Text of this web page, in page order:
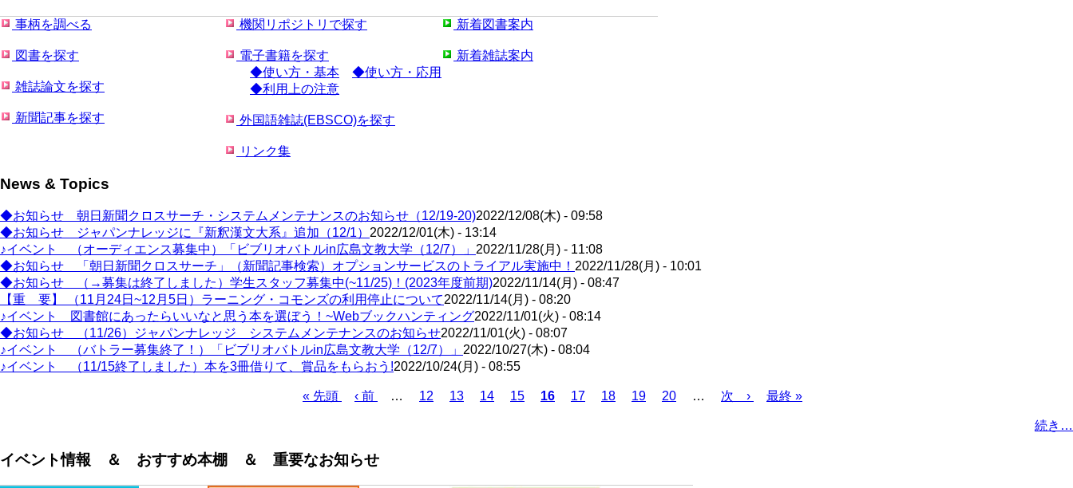
事柄を調べる
図書を探す
雑誌論文を探す
新聞記事を探す
機関リポジトリで探す
電子書籍を探す
◆使い方・基本
◆使い方・応用
◆利用上の注意
外国語雑誌(EBSCO)を探す
リンク集
新着図書案内
新着雑誌案内
News & Topics
◆お知らせ 朝日新聞クロスサーチ・システムメンテナンスのお知らせ（12/19-20)2022/12/08(木) - 09:58
◆お知らせ ジャパンナレッジに『新釈漢文大系』追加（12/1） 2022/12/01(木) - 13:14
♪イベント （オーディエンス募集中）「ビブリオバトルin広島文教大学（12/7）」 2022/11/28(月) - 11:08
◆お知らせ 「朝日新聞クロスサーチ」（新聞記事検索）オプションサービスのトライアル実施中！ 2022/11/28(月) - 10:01
◆お知らせ （→募集は終了しました）学生スタッフ募集中(~11/25)！(2023年度前期)2022/11/14(月) - 08:47
【重 要】 （11月24日~12月5日）ラーニング・コモンズの利用停止について2022/11/14(月) - 08:20
♪イベント 図書館にあったらいいなと思う本を選ぼう！~Webブックハンティング2022/11/01(火) - 08:14
◆お知らせ （11/26）ジャパンナレッジ システムメンテナンスのお知らせ2022/11/01(火) - 08:07
♪イベント （バトラー募集終了！）「ビブリオバトルin広島文教大学（12/7）」 2022/10/27(木) - 08:04
♪イベント （11/15終了しました）本を3冊借りて、賞品をもらおう!2022/10/24(月) - 08:55
送
先
ジ
« 先頭
前
‹ 前 … Page
12 Page
13 Page
14 Page
15
カ
16 Page
17 Page
18 Page
19 Page
20 …
次
次 ›
最
最終 »
続き…
イベント情報 ＆ おすすめ本棚 ＆ 重要なお知らせ